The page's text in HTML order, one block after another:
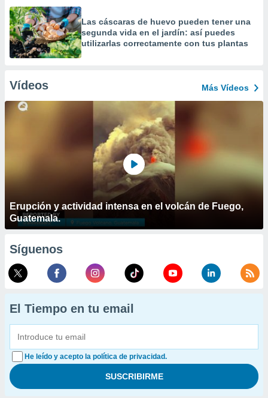
Las cáscaras de huevo pueden tener una
segunda vida en el jardín: así puedes
utilizarlas correctamente con tus plantas
Vídeos Más Vídeos
Erupción y actividad intensa en el volcán de Fuego,
Guatemala.
Síguenos
El Tiempo en tu email
He leído y acepto la política de privacidad.